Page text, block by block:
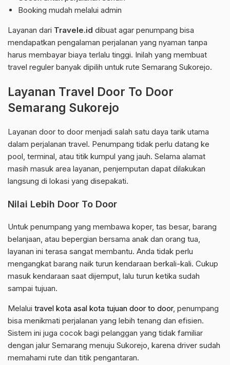
Booking mudah melalui admin
Layanan dari Travele.id dibuat agar penumpang bisa
mendapatkan pengalaman perjalanan yang nyaman tanpa
harus membayar biaya terlalu tinggi. Inilah yang membuat
travel reguler banyak dipilih untuk rute Semarang Sukorejo.
Layanan Travel Door To Door
Semarang Sukorejo
Layanan door to door menjadi salah satu daya tarik utama
dalam perjalanan travel. Penumpang tidak perlu datang ke
pool, terminal, atau titik kumpul yang jauh. Selama alamat
masih masuk area layanan, penjemputan dapat dilakukan
langsung di lokasi yang disepakati.
Nilai Lebih Door To Door
Untuk penumpang yang membawa koper, tas besar, barang
belanjaan, atau bepergian bersama anak dan orang tua,
layanan ini terasa sangat membantu. Anda tidak perlu
mengangkat barang naik turun kendaraan berkali-kali. Cukup
masuk kendaraan saat dijemput, lalu turun ketika sudah
sampai tujuan.
Melalui travel kota asal kota tujuan door to door, penumpang
bisa menikmati perjalanan yang lebih tenang dan efisien.
Sistem ini juga cocok bagi pelanggan yang tidak familiar
dengan jalur Semarang menuju Sukorejo, karena driver sudah
memahami rute dan titik pengantaran.